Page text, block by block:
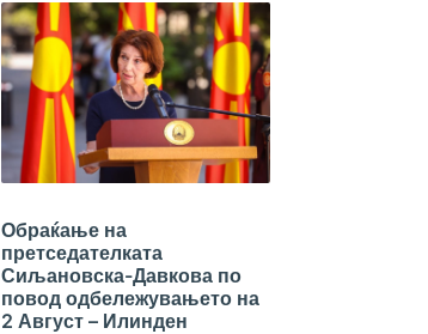
Обраќање на
претседателката
Сиљановска-Давкова по
повод одбележувањето на
2 Август – Илинден